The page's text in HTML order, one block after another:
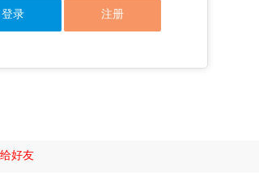
登录 注册
好友